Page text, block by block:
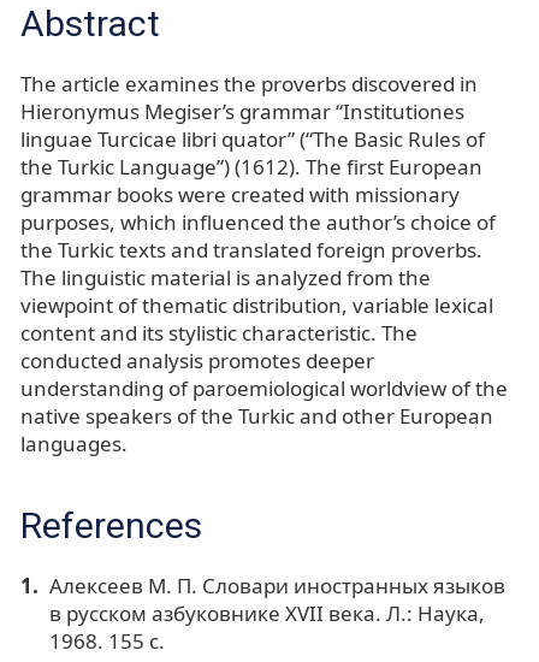
Abstract
The article examines the proverbs discovered in
Hieronymus Megiser’s grammar “Institutiones
linguae Turcicae libri quator” (“The Basic Rules of
the Turkic Language”) (1612). The first European
grammar books were created with missionary
purposes, which influenced the author’s choice of
the Turkic texts and translated foreign proverbs.
The linguistic material is analyzed from the
viewpoint of thematic distribution, variable lexical
content and its stylistic characteristic. The
conducted analysis promotes deeper
understanding of paroemiological worldview of the
native speakers of the Turkic and other European
languages.
References
Алексеев М. П. Словари иностранных языков
в русском азбуковнике XVII века. Л.: Наука,
1968. 155 c.